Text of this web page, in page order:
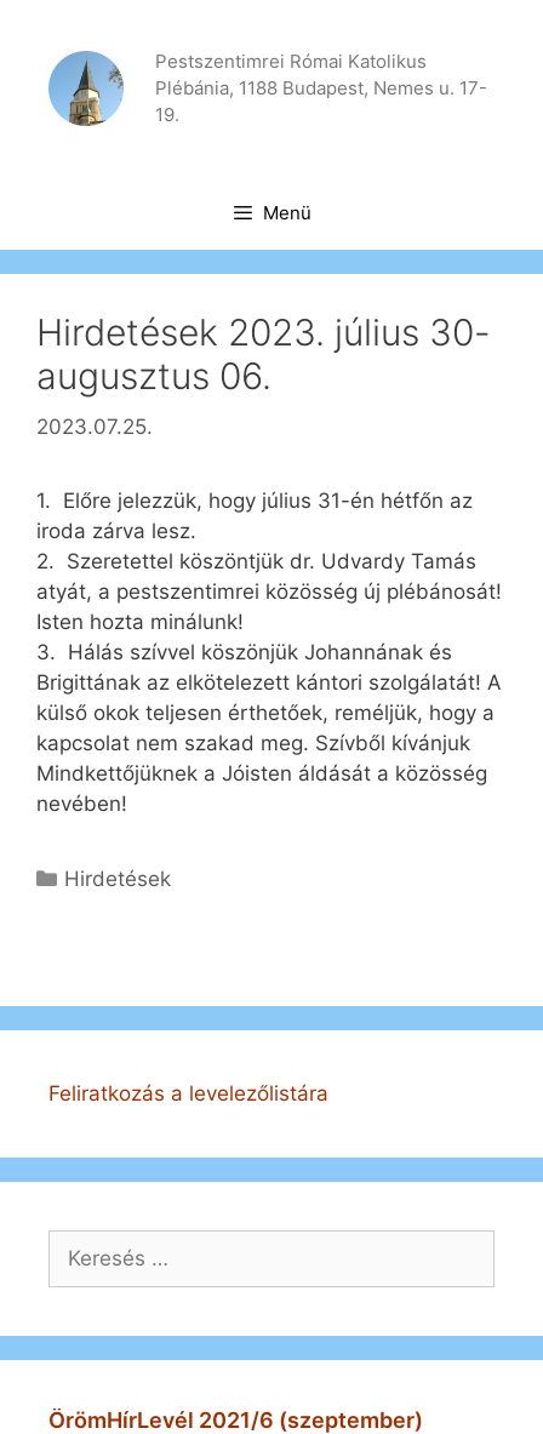
tartalomba
Pestszentimrei Római Katolikus
Plébánia, 1188 Budapest, Nemes u. 17-
19.
Menü
Hirdetések 2023. július 30-
augusztus 06.
2023.07.25.
1. Előre jelezzük, hogy július 31-én hétfőn az
iroda zárva lesz.
2. Szeretettel köszöntjük dr. Udvardy Tamás
atyát, a pestszentimrei közösség új plébánosát!
Isten hozta minálunk!
3. Hálás szívvel köszönjük Johannának és
Brigittának az elkötelezett kántori szolgálatát! A
külső okok teljesen érthetőek, reméljük, hogy a
kapcsolat nem szakad meg. Szívből kívánjuk
Mindkettőjüknek a Jóisten áldását a közösség
nevében!
Kategória
Hirdetések
Feliratkozás a levelezőlistára
Keresés:
ÖrömHírLevél 2021/6 (szeptember)